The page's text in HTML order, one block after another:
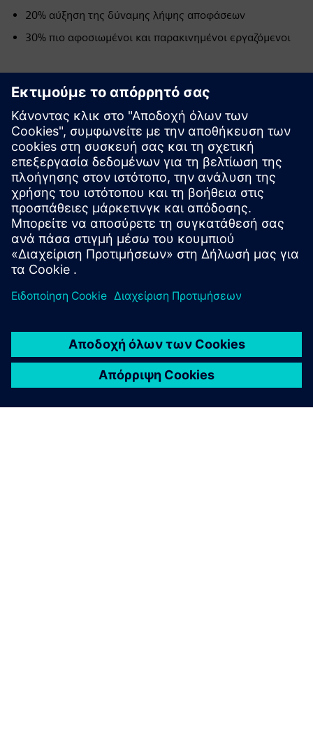
20% αύξηση της δύναμης λήψης αποφάσεων
30% πιο αφοσιωμένοι και παρακινημένοι εργαζόμενοι
Εξερευνήστε πόρους και
σχετικά προϊόντα
Προαπαιτούμενα
κανένας